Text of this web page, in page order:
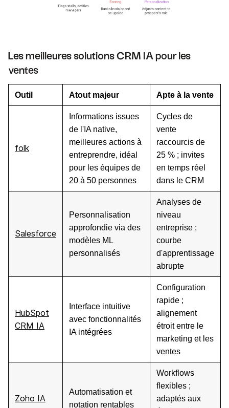
Les meilleures solutions CRM IA pour les
ventes
Outil Atout majeur Apte à la vente
folk
Informations issues
de l'IA native,
meilleures actions à
entreprendre, idéal
pour les équipes de
20 à 50 personnes
Cycles de
vente
raccourcis de
25 % ; invites
en temps réel
dans le CRM
Salesforce
Personnalisation
approfondie via des
modèles ML
personnalisés
Analyses de
niveau
entreprise ;
courbe
d'apprentissage
abrupte
HubSpot
CRM IA
Interface intuitive
avec fonctionnalités
IA intégrées
Configuration
rapide ;
alignement
étroit entre le
marketing et les
ventes
Zoho IA
Automatisation et
notation rentables
Workflows
flexibles ;
adaptés aux